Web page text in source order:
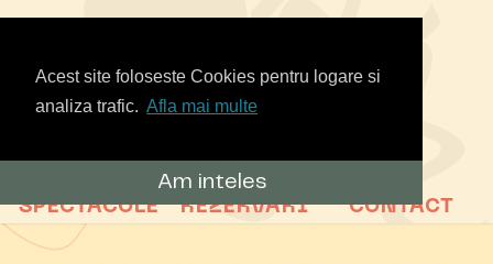
Acest site foloseste Cookies pentru logare si
analiza trafic. Afla mai multe
Am inteles
SPECTACOLE REZERVARI CONTACT